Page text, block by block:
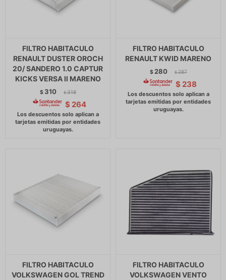
FILTRO HABITACULO
RENAULT DUSTER OROCH
20/ SANDERO 1.0 CAPTUR
KICKS VERSA II MARENO
$ 310 $ 318
$ 264
FILTRO HABITACULO
RENAULT KWID MARENO
$ 280 $ 287
$ 238
FILTRO HABITACULO
VOLKSWAGEN GOL TREND
FILTRO HABITACULO
VOLKSWAGEN VENTO